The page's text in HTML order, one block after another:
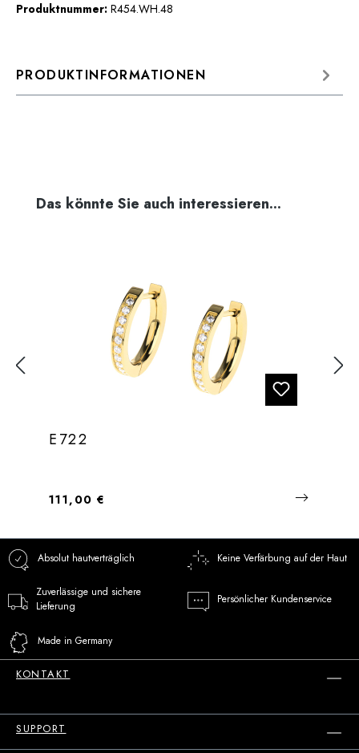
Produktnummer: R454.WH.48
PRODUKTINFORMATIONEN
Produktgalerie überspringen
Das könnte Sie auch interessieren...
E722
Regulärer Preis:
111,00 €
Absolut hautverträglich Keine Verfärbung auf der Haut
Zuverlässige und sichere
Lieferung
Persönlicher Kundenservice
Made in Germany
KONTAKT
SUPPORT